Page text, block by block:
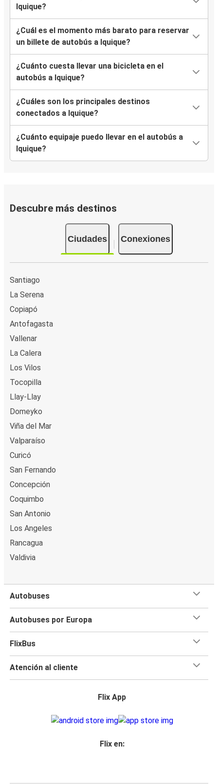
Iquique?
¿Cuál es el momento más barato para reservar
un billete de autobús a Iquique?
¿Cuánto cuesta llevar una bicicleta en el
autobús a Iquique?
¿Cuáles son los principales destinos
conectados a Iquique?
¿Cuánto equipaje puedo llevar en el autobús a
Iquique?
Descubre más destinos
Ciudades Conexiones
Santiago
La Serena
Copiapó
Antofagasta
Vallenar
La Calera
Los Vilos
Tocopilla
Llay-Llay
Domeyko
Viña del Mar
Valparaíso
Curicó
San Fernando
Concepción
Coquimbo
San Antonio
Los Angeles
Rancagua
Valdivia
Autobuses
Autobuses por Europa
FlixBus
Atención al cliente
Flix App
Flix en: